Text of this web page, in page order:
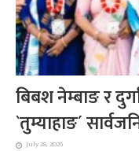
बिबश नेम्बाङ र
`तुम्याहाङ´
July 28, 2026